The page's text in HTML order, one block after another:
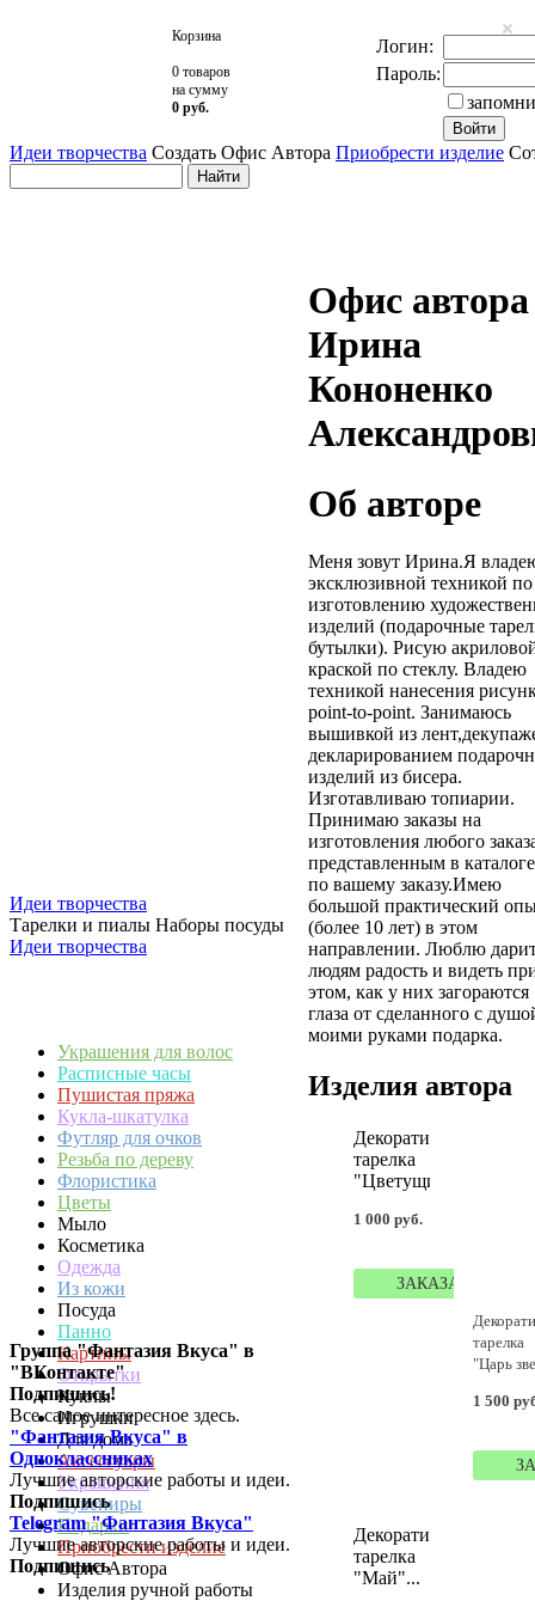
Корзина
0 товаров
на сумму
0 руб.
Логин:
Пароль:
Идеи творчества Создать Офис Автора Приобрести изделие
Идеи творчества
Тарелки и пиалы Наборы посуды
Идеи творчества
Украшения для волос
Расписные часы
Пушистая пряжа
Кукла-шкатулка
Футляр для очков
Резьба по дереву
Флористика
Цветы
Мыло
Косметика
Одежда
Из кожи
Посуда
Панно
Картины
Открытки
Куклы
Игрушки
Для дома
Аксессуары
Украшения
Сувениры
Подарки
Приобрести изделие
Офис Автора
Изделия ручной работы
Группа "Фантазия Вкуса" в
"ВКонтакте"
Подпишись!
Все самое интересное здесь.
"Фантазия Вкуса" в
Одноклассниках
Лучшие авторские работы и идеи.
Подпишись
Telegram "Фантазия Вкуса"
Лучшие авторские работы и идеи.
Подпишись
Офис автора
Ирина
Кононенко
Об авторе
Меня зовут Ирина.Я
эксклюзивной техникой по
изготовлению
изделий (подарочные
бутылки). Рисую
краской по стеклу. Владею
техникой нанесения
point-to-point. Занимаюсь
вышивкой из
декларированием
изделий из бисера.
Изготавливаю топиарии.
Принимаю заказы на
изготовления любого
представленным в
по вашему заказу.Имею
большой практический
(более 10 лет) в этом
направлении. Люблю
людям радость и видеть
этом, как у них загораются
глаза от сделанного с
моими руками подарка.
Изделия автора
Декоративная
тарелка
"Цветущий...
1 000 руб.
ЗАКАЗАТЬ
тарелка
"Царь
1 500
Декоративная
тарелка
"Май"...